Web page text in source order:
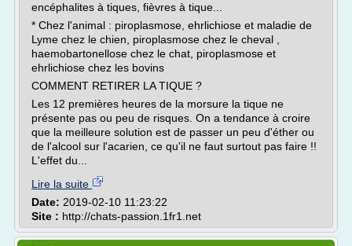
encéphalites à tiques, fièvres à tique...
* Chez l'animal : piroplasmose, ehrlichiose et maladie de
Lyme chez le chien, piroplasmose chez le cheval ,
haemobartonellose chez le chat, piroplasmose et
ehrlichiose chez les bovins
COMMENT RETIRER LA TIQUE ?
Les 12 premières heures de la morsure la tique ne
présente pas ou peu de risques. On a tendance à croire
que la meilleure solution est de passer un peu d'éther ou
de l'alcool sur l'acarien, ce qu'il ne faut surtout pas faire !!
L'effet du...
Lire la suite
Date: 2019-02-10 11:23:22
Site : http://chats-passion.1fr1.net